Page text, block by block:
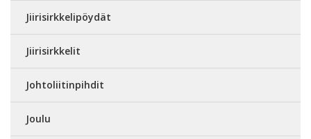
Jiirisirkkelipöydät
Jiirisirkkelit
Johtoliitinpihdit
Joulu